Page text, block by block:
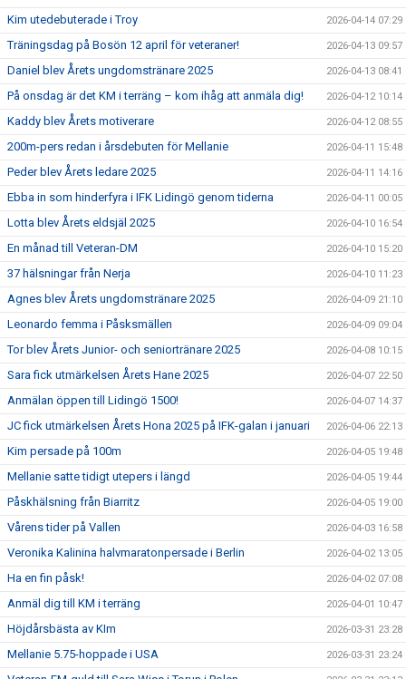
Kim utedebuterade i Troy 2026-04-14 07:29
Träningsdag på Bosön 12 april för veteraner! 2026-04-13 09:57
Daniel blev Årets ungdomstränare 2025 2026-04-13 08:41
På onsdag är det KM i terräng – kom ihåg att anmäla dig! 2026-04-12 10:14
Kaddy blev Årets motiverare 2026-04-12 08:55
200m-pers redan i årsdebuten för Mellanie 2026-04-11 15:48
Peder blev Årets ledare 2025 2026-04-11 14:16
Ebba in som hinderfyra i IFK Lidingö genom tiderna 2026-04-11 00:05
Lotta blev Årets eldsjäl 2025 2026-04-10 16:54
En månad till Veteran-DM 2026-04-10 15:20
37 hälsningar från Nerja 2026-04-10 11:23
Agnes blev Årets ungdomstränare 2025 2026-04-09 21:10
Leonardo femma i Påsksmällen 2026-04-09 09:04
Tor blev Årets Junior- och seniortränare 2025 2026-04-08 10:15
Sara fick utmärkelsen Årets Hane 2025 2026-04-07 22:50
Anmälan öppen till Lidingö 1500! 2026-04-07 14:37
JC fick utmärkelsen Årets Hona 2025 på IFK-galan i januari 2026-04-06 22:13
Kim persade på 100m 2026-04-05 19:48
Mellanie satte tidigt utepers i längd 2026-04-05 19:44
Påskhälsning från Biarritz 2026-04-05 19:00
Vårens tider på Vallen 2026-04-03 16:58
Veronika Kalinina halvmaratonpersade i Berlin 2026-04-02 13:05
Ha en fin påsk! 2026-04-02 07:08
Anmäl dig till KM i terräng 2026-04-01 10:47
Höjdårsbästa av KIm 2026-03-31 23:28
Mellanie 5.75-hoppade i USA 2026-03-31 23:24